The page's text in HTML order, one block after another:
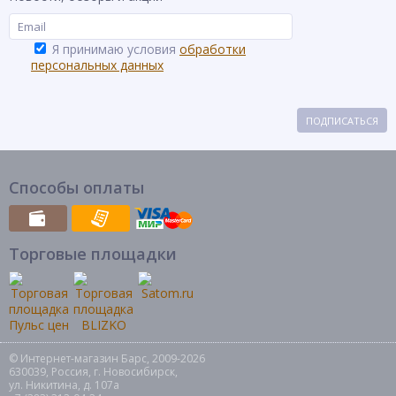
Я принимаю условия обработки
персональных данных
ПОДПИСАТЬСЯ
Способы оплаты
Торговые площадки
© Интернет-магазин Барс, 2009-2026
630039, Россия, г. Новосибирск,
ул. Никитина, д. 107а